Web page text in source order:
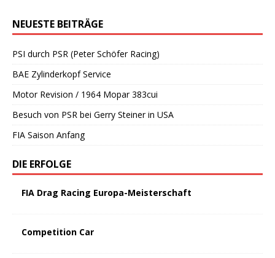
NEUESTE BEITRÄGE
PSI durch PSR (Peter Schöfer Racing)
BAE Zylinderkopf Service
Motor Revision / 1964 Mopar 383cui
Besuch von PSR bei Gerry Steiner in USA
FIA Saison Anfang
DIE ERFOLGE
FIA Drag Racing Europa-Meisterschaft
Competition Car